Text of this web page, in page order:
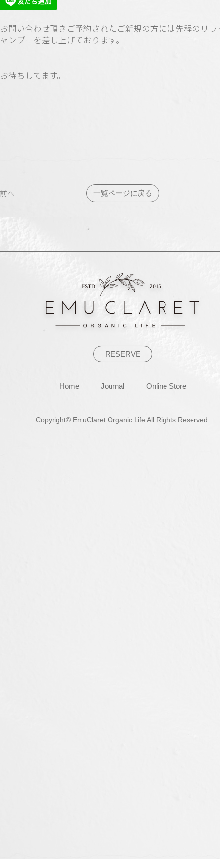
お問い合わせ頂きご予約されたご新規の方には先程のリラ
ャンプーを差し上げております。
お待ちしてます。
投
前へ 一覧ページに戻る
RESERVE
Home Journal Online Store
Copyright© EmuClaret Organic Life All Rights Reserved.